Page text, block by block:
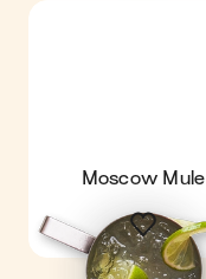
Moscow Mule